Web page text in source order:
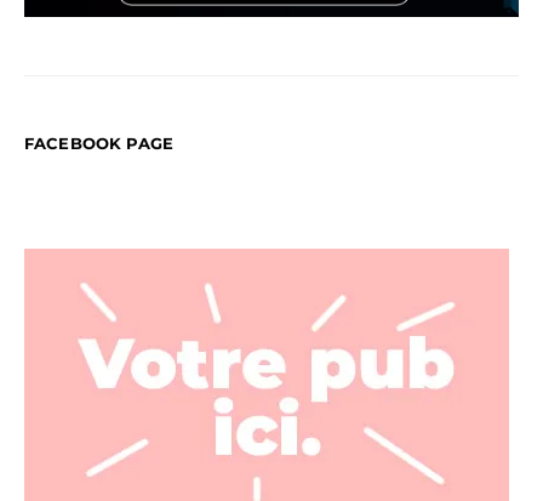
FACEBOOK PAGE